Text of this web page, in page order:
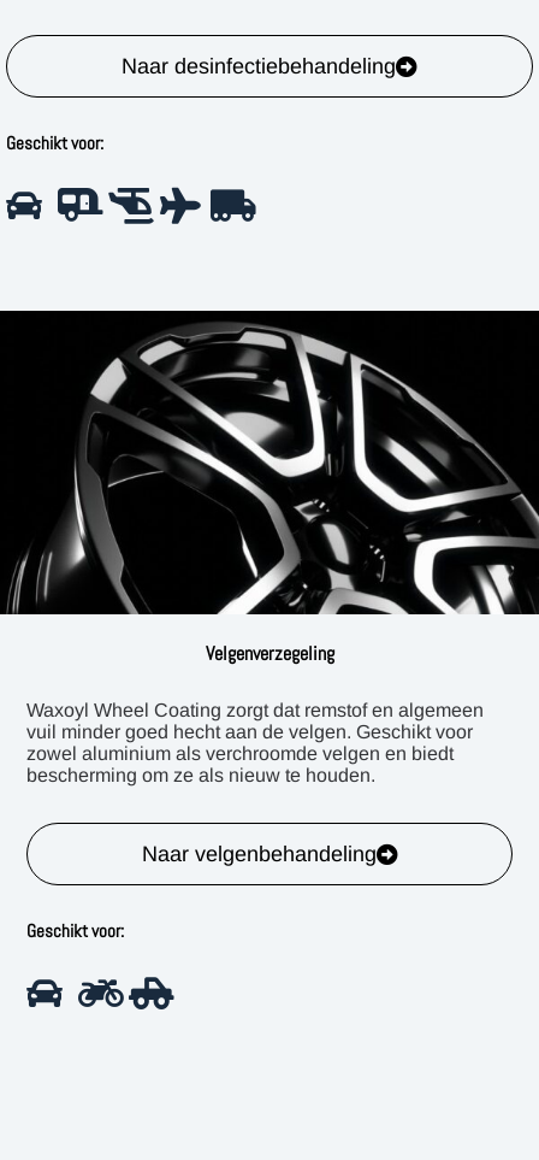
Naar desinfectiebehandeling
Geschikt voor:
Velgenverzegeling
Waxoyl Wheel Coating zorgt dat remstof en algemeen
vuil minder goed hecht aan de velgen. Geschikt voor
zowel aluminium als verchroomde velgen en biedt
bescherming om ze als nieuw te houden.
Naar velgenbehandeling
Geschikt voor: